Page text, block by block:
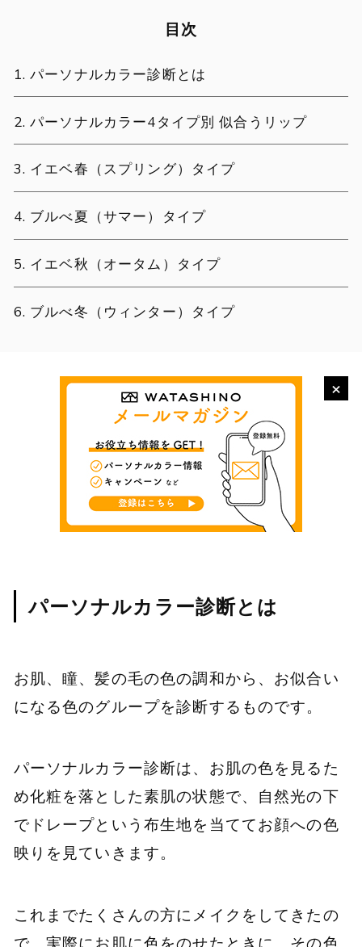
目次
パーソナルカラー診断とは
パーソナルカラー4タイプ別 似合うリップ
イエベ春（スプリング）タイプ
ブルべ夏（サマー）タイプ
イエベ秋（オータム）タイプ
ブルべ冬（ウィンター）タイプ
×
パーソナルカラー診断とは
お肌、瞳、髪の毛の色の調和から、お似合い
になる色のグループを診断するものです。
パーソナルカラー診断は、お肌の色を見るた
め化粧を落とした素肌の状態で、自然光の下
でドレープという布生地を当ててお顔への色
映りを見ていきます。
これまでたくさんの方にメイクをしてきたの
で、実際にお肌に色をのせたときに、その色